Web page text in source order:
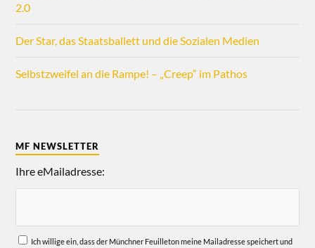
2.0
Der Star, das Staatsballett und die Sozialen Medien
Selbstzweifel an die Rampe! – „Creep“ im Pathos
MF NEWSLETTER
Ihre eMailadresse:
Ich willige ein, dass der Münchner Feuilleton meine Mailadresse speichert und